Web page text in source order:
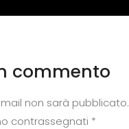
commento
non sarà pubblicato.
contrassegnati *